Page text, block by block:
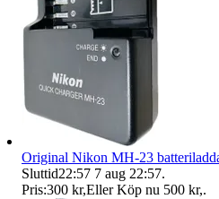
Original Nikon MH-23
Sluttid22:57 7 aug 22:57.
Pris:300 kr,Eller Köp nu 500 kr,.